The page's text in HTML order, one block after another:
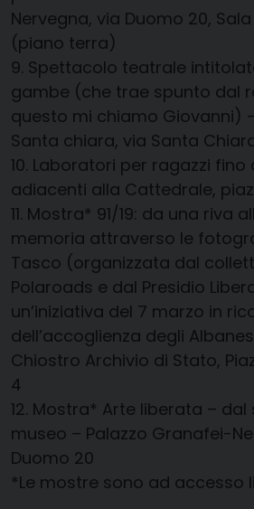
Nervegna, via Duomo 20,
(piano terra)
9. Spettacolo teatrale
gambe (che trae spunto dal
questo mi chiamo Giovanni)
Santa chiara, via Santa
10. Laboratori per ragazzi fino
adiacenti alla Cattedrale,
11. Mostra* 91/19: da una riva
memoria attraverso le
Tasco (organizzata dal
Polaroads e dal Presidio
un’iniziativa del 7 marzo in
dell’accoglienza degli
Chiostro Archivio di Stato,
4
12. Mostra* Arte liberata – dal
museo – Palazzo Granafei-
Duomo 20
*Le mostre sono ad accesso